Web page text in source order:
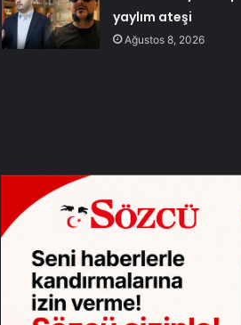
yaylım ateşi
Ağustos 8, 2026